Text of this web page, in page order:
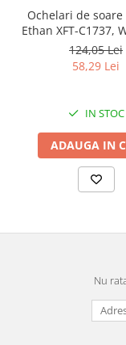
Ochelari de
Ethan XFT-C1737,
Polarizati,
124,05 Lei
58,29 Lei
IN STOC
ADAUGA IN
Nu